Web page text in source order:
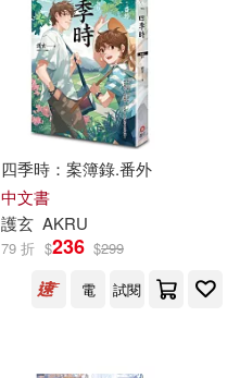
四季時：案簿錄.番外
中文書
護玄 AKRU
79 折 $236 $299
電
試閱